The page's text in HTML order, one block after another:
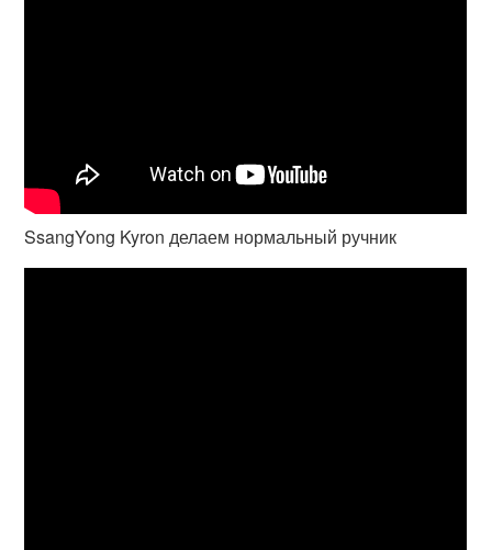
SsangYong Kyron делаем нормальный ручник